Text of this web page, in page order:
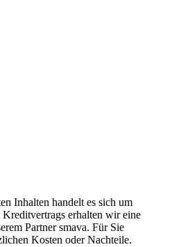
Inhalten handelt es sich um
erhalten wir eine
Partner smava. Für Sie
Kosten oder Nachteile.